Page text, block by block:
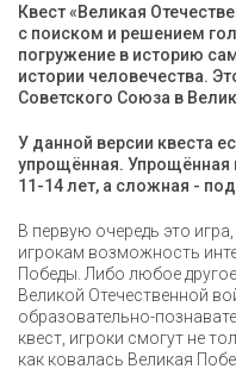
Квест «Великая
с поиском и решением
погружение в историю
истории человечества.
Советского Союза в
У данной версии квеста
упрощённая.
11-14 лет, а сложная -
В первую очередь это
игрокам возможность
Победы. Либо любое
Великой Отечественной
образовательно-
квест, игроки смогут не
как ковалась Великая